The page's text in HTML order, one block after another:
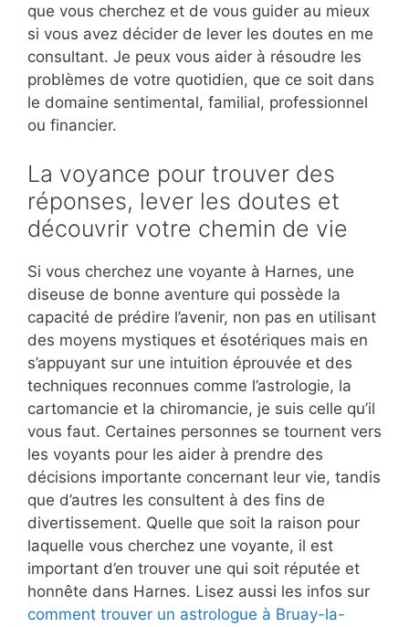
que vous cherchez et de vous guider au mieux
si vous avez décider de lever les doutes en me
consultant. Je peux vous aider à résoudre les
problèmes de votre quotidien, que ce soit dans
le domaine sentimental, familial, professionnel
ou financier.
La voyance pour trouver des
réponses, lever les doutes et
découvrir votre chemin de vie
Si vous cherchez une voyante à Harnes, une
diseuse de bonne aventure qui possède la
capacité de prédire l’avenir, non pas en utilisant
des moyens mystiques et ésotériques mais en
s’appuyant sur une intuition éprouvée et des
techniques reconnues comme l’astrologie, la
cartomancie et la chiromancie, je suis celle qu’il
vous faut. Certaines personnes se tournent vers
les voyants pour les aider à prendre des
décisions importante concernant leur vie, tandis
que d’autres les consultent à des fins de
divertissement. Quelle que soit la raison pour
laquelle vous cherchez une voyante, il est
important d’en trouver une qui soit réputée et
honnête dans Harnes. Lisez aussi les infos sur
comment trouver un astrologue à Bruay-la-